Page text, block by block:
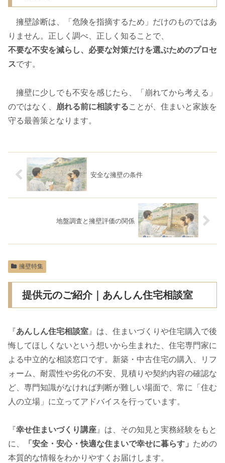
擁壁診断は、「危険を指摘するため」だけのものではあ
りません。正しく調べ、正しく知ることで、
不要な不安を減らし、必要な対策だけを選ぶためのプロセ
スです。
擁壁に少しでも不安を感じたら、「崩れてから考える」
のではなく、
崩れる前に相談することが、住まいと家族を
守る最善策となります。
安全な擁壁の条件
地盤調査と擁壁評価の関係
擁壁特集
提供元のご紹介｜あんしん住宅相談室
『あんしん住宅相談室 』は、住まいづくりや住宅購入で後
悔してほしくないという想いから生まれた、住宅専門家に
よる中立的な相談窓口です。新築・中古住宅の購入、リフ
ォーム、耐震性や劣化の不安、見積りや契約内容の確認な
ど、専門知識がなければ判断が難しい場面で、常に「住む
人の立場」に立ってアドバイスを行っています。
『幸せ住まいづくり講座 』は、その知見と実務経験をもと
に、
「安全・安心・快適な住まいで幸せに暮らす」 ための
本質的な情報をわかりやすくお届けします。